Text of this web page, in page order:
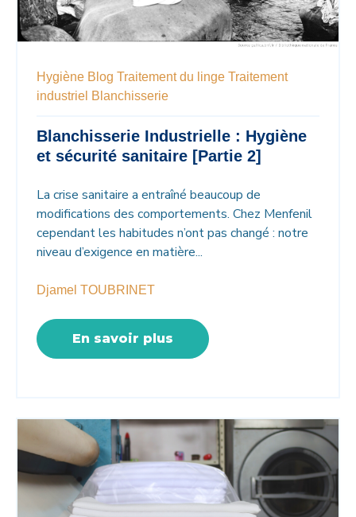
Hygiène Blog Traitement du linge Traitement
industriel Blanchisserie
Blanchisserie Industrielle : Hygiène
et sécurité sanitaire [Partie 2]
La crise sanitaire a entraîné beaucoup de
modifications des comportements. Chez Menfenil
cependant les habitudes n’ont pas changé : notre
niveau d’exigence en matière...
Djamel TOUBRINET
En savoir plus